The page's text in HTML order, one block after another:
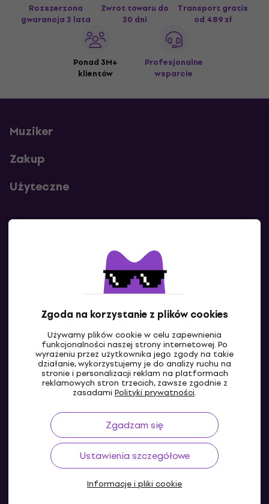
Zgoda na korzystanie z plików cookies
Używamy plików cookie w celu zapewnienia
funkcjonalności naszej strony internetowej. Po
wyrażeniu przez użytkownika jego zgody na takie
działanie, wykorzystujemy je do analizy ruchu na
stronie i personalizacji reklam na platformach
reklamowych stron trzecich, zawsze zgodnie z
zasadami Polityki prywatności.
Zgadzam się
Ustawienia szczegółowe
Informacje i pliki cookie
Rozszerzona
gwarancja 3 lata
Zwrot towaru do
30 dni
Transport gratis
od 489 zł
Ponad 3M+
klientów
Profesjonalne
wsparcie
Muziker
Zakup
Użyteczne
Skontaktuj się z nami
PL